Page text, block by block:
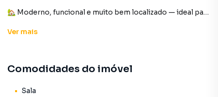
🏡 Moderno, funcional e muito bem localizado — ideal para
Tavares!
🏡 Construção: 2010
Ver mais
Comodidades do imóvel
Sala